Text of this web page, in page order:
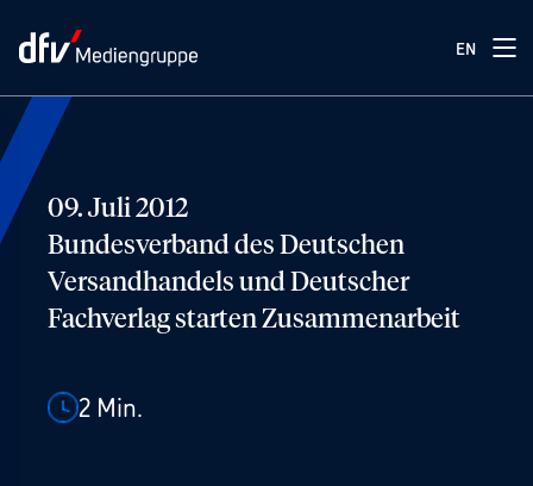
EN
09. Juli 2012
Bundesverband des Deutschen
Versandhandels und Deutscher
Fachverlag starten Zusammenarbeit
2 Min.